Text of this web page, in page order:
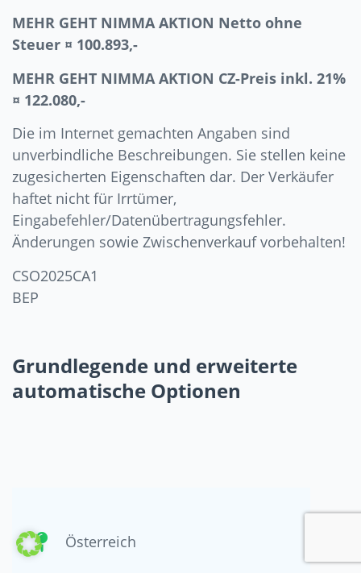
MEHR GEHT NIMMA AKTION Netto ohne
Steuer ¤ 100.893,-
MEHR GEHT NIMMA AKTION CZ-Preis inkl. 21%
¤ 122.080,-
Die im Internet gemachten Angaben sind
unverbindliche Beschreibungen. Sie stellen keine
zugesicherten Eigenschaften dar. Der Verkäufer
haftet nicht für Irrtümer,
Eingabefehler/Datenübertragungsfehler.
Änderungen sowie Zwischenverkauf vorbehalten!
CSO2025CA1
BEP
Grundlegende und erweiterte
automatische Optionen
Österreich